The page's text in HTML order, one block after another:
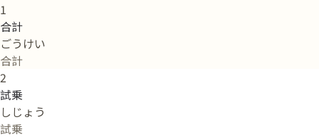
1
合計
ごうけい
合計
2
試乗
しじょう
試乗